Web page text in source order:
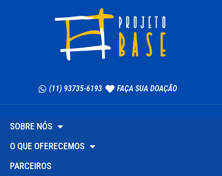
(11) 93735-6193 FAÇA SUA DOAÇÃO
SOBRE NÓS
O QUE OFERECEMOS
PARCEIROS